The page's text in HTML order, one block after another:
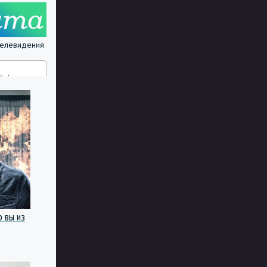
вы из